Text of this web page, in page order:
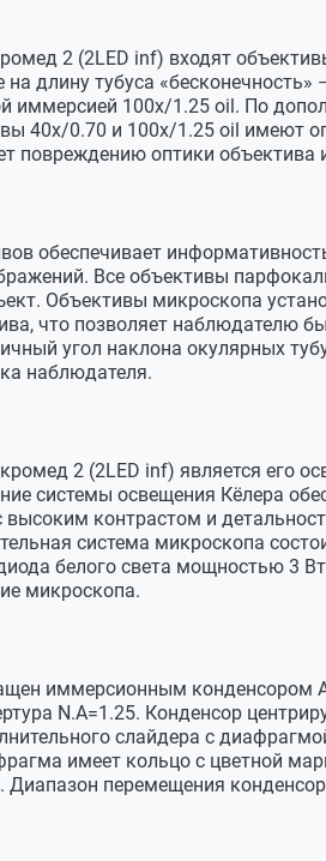
2 (2LED inf) входят
длину тубуса
иммерсией 100x/1.25 oil. По
40x/0.70 и 100x/1.25 oil имеют
повреждению оптики объектива
обеспечивает
Все объективы
Объективы микроскопа
что позволяет наблюдателю
угол наклона окулярных
наблюдателя.
2 (2LED inf) является его
системы освещения Кёлера
контрастом и
система микроскопа
белого света мощностью 3
микроскопа.
иммерсионным конденсором
N.А=1.25. Конденсор
слайдера с
имеет кольцо с цветной
Диапазон перемещения
WF 10/20 с удаленным зрачком
16х/13, 20/11х, 10/18 со шкалой/
60х/0.80
ахроматы, длина тубуса
покровное стекло 0.17 мм
45 мм
механический
156х138 мм
76x54 мм
иммерсионный конденсор Аббе
центрируемый, регулировка по
"ласточкин хвост" на кронштейне
(установлен)
(установлен)